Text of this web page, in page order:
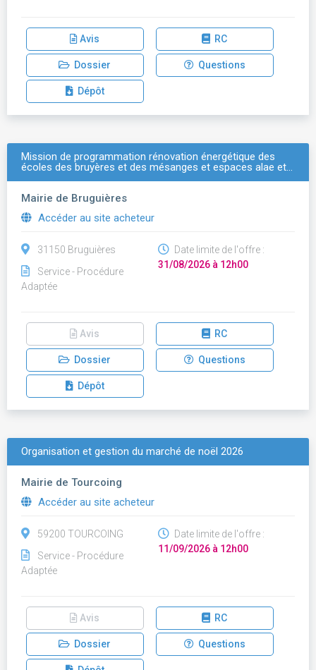
Avis RC
Dossier Questions
Dépôt
Mission de programmation rénovation énergétique des
écoles des bruyères et des mésanges et espaces alae et…
Mairie de Bruguières
Accéder au site acheteur
31150 Bruguières
Service - Procédure
Adaptée
Date limite de l'offre :
31/08/2026 à 12h00
Avis RC
Dossier Questions
Dépôt
Organisation et gestion du marché de noël 2026
Mairie de Tourcoing
Accéder au site acheteur
59200 TOURCOING
Service - Procédure
Adaptée
Date limite de l'offre :
11/09/2026 à 12h00
Avis RC
Dossier Questions